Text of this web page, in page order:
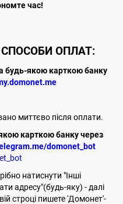
час!
ОПЛАТ:
будь-якою карткою банку
миттєво після оплати.
карткою банку через
domonet_bot
натиснути "Інші
адресу"(будь-яку) - далі
строці пишете 'Домонет'-